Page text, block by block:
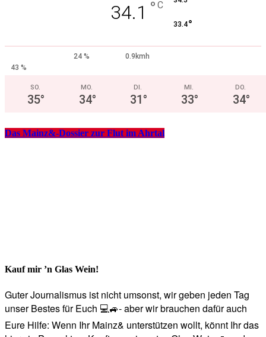
34.1 ° C
33.4°
24 %
0.9kmh
43 %
SO.
35°
MO.
34°
DI.
31°
MI.
33°
DO.
34°
Das Mainz&-Dossier zur Flut im Ahrtal
Kauf mir ’n Glas Wein!
Guter Journalismus ist nicht umsonst, wir geben jeden Tag
unser Bestes für Euch 💻🚙- aber wir brauchen dafür auch
Eure Hilfe: Wenn Ihr Mainz& unterstützen wollt, könnt Ihr das